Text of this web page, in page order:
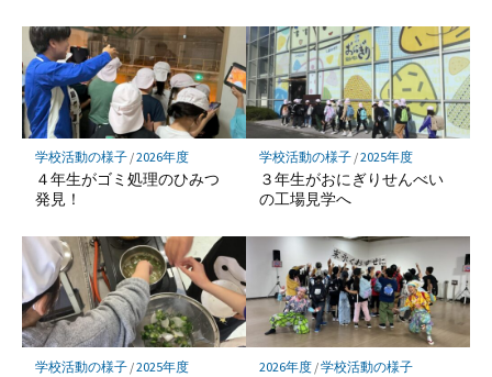
学校活動の様子/2026年度
４年生がゴミ処理のひみつ
発見！
学校活動の様子/2025年度
３年生がおにぎりせんべい
の工場見学へ
学校活動の様子/2025年度 2026年度/学校活動の様子